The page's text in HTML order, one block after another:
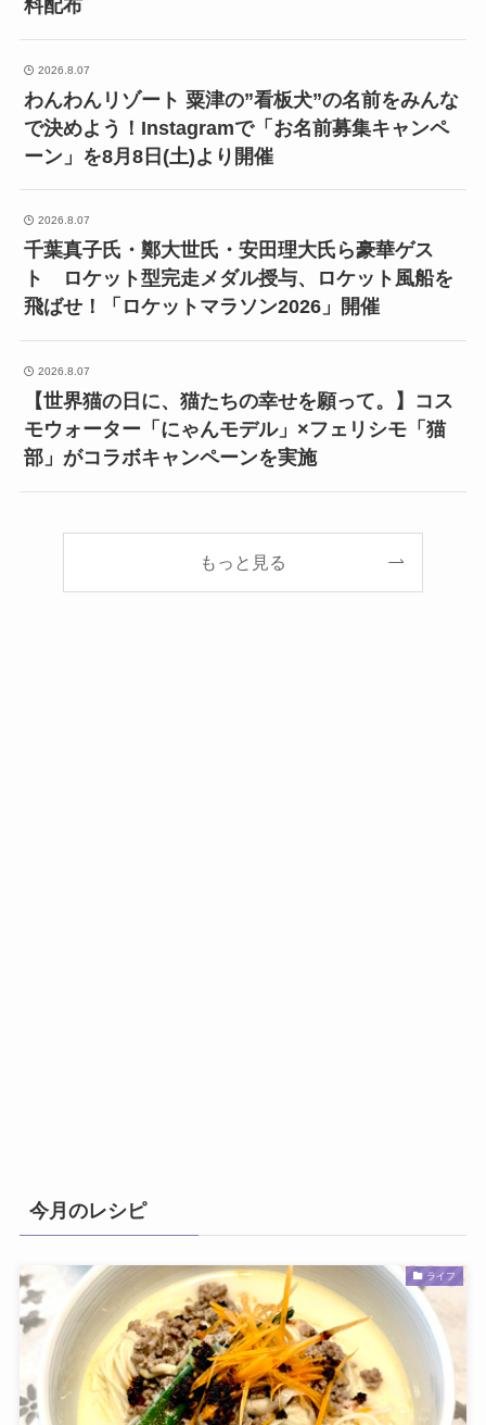
料配布
2026.8.07
わんわんリゾート 粟津の”看板犬”の名前をみんな
で決めよう！Instagramで「お名前募集キャンペ
ーン」を8月8日(土)より開催
2026.8.07
千葉真子氏・鄭大世氏・安田理大氏ら豪華ゲス
ト ロケット型完走メダル授与、ロケット風船を
飛ばせ！「ロケットマラソン2026」開催
2026.8.07
【世界猫の日に、猫たちの幸せを願って。】コス
モウォーター「にゃんモデル」×フェリシモ「猫
部」がコラボキャンペーンを実施
もっと見る
今月のレシピ
ライフ